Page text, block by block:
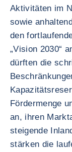
Aktivitäten im
sowie
den
„Vision 2030“
dürften die
Fördermenge
an, ihren
steigende
stärken die